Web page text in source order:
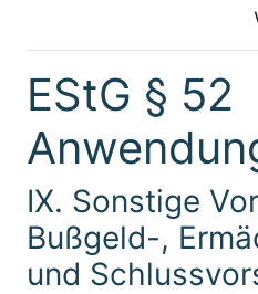
EStG § 52
IX. Sonstige
Bußgeld-,
und